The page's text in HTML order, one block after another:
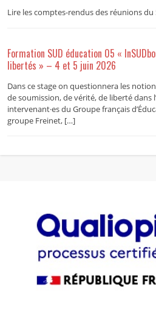
Lire les comptes-rendus des réunions du
Formation SUD éducation 05 «
libertés » – 4 et 5 juin 2026
Dans ce stage on questionnera les
de soumission, de vérité, de liberté dans
intervenant·es du Groupe français
groupe Freinet, […]